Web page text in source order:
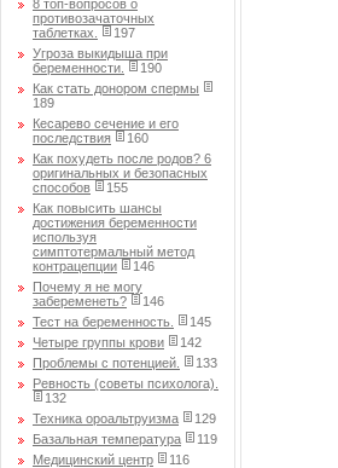
8 топ-вопросов о
противозачаточных
таблетках.
197
Угроза выкидыша при
беременности.
190
Как стать донором спермы
189
Кесарево сечение и его
последствия
160
Как похудеть после родов? 6
оригинальных и безопасных
способов
155
Как повысить шансы
достижения беременности
используя
симптотермальный метод
контрацепции
146
Почему я не могу
забеременеть?
146
Тест на беременность.
145
Четыре группы крови
142
Проблемы с потенцией.
133
Ревность (советы психолога).
132
Техника ороальтруизма
129
Базальная температура
119
Медицинский центр
116